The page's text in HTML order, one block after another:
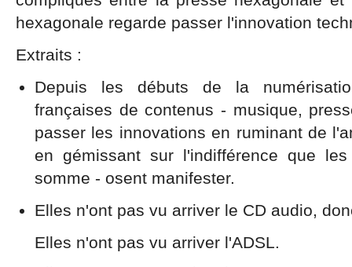
hexagonale regarde passer l'innovation
Extraits :
Depuis les débuts de la
françaises de contenus - musique,
passer les innovations en ruminant de
en gémissant sur l'indifférence que
somme - osent manifester.
Elles n'ont pas vu arriver le CD audio,
Elles n'ont pas vu arriver l'ADSL.